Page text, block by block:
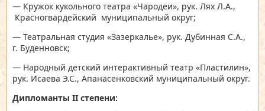
— Кружок кукольного театра «Чародеи», рук. Лях Л.А.,
Красногвардейский муниципальный округ;
— Театральная студия «Зазеркалье», рук. Дубинная С.А.,
г. Буденновск;
— Народный детский интерактивный театр «Пластилин»,
рук. Исаева Э.С., Апанасенковский муниципальный округ.
Дипломанты II степени: